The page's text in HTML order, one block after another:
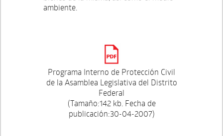
ambiente.
Programa Interno de Protección Civil
de la Asamblea Legislativa del Distrito
Federal
(Tamaño:142 kb. Fecha de
publicación:30-04-2007)